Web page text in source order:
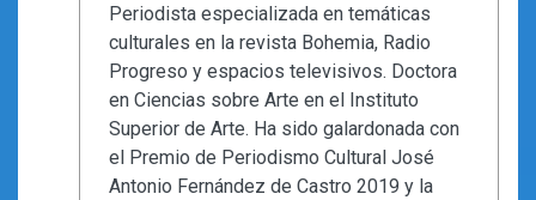
Periodista especializada en temáticas
culturales en la revista Bohemia, Radio
Progreso y espacios televisivos. Doctora
en Ciencias sobre Arte en el Instituto
Superior de Arte. Ha sido galardonada con
el Premio de Periodismo Cultural José
Antonio Fernández de Castro 2019 y la